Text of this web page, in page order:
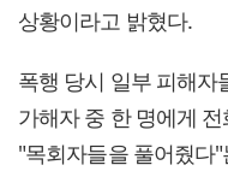
상황이라고 밝혔다.
폭행 당시 일부 피해자
가해자 중 한 명에게
"목회자들을 풀어줬다